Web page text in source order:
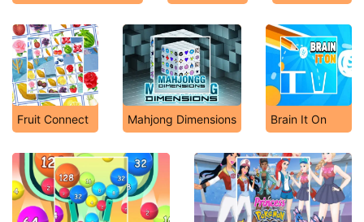
Fruit Connect Mahjong Dimensions Brain It On